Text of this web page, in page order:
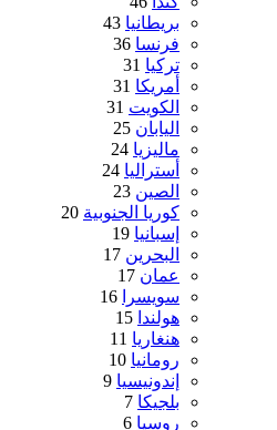
بريطانيا 43
فرنسا 36
تركيا 31
أمريكا 31
الكويت 31
اليابان 25
ماليزيا 24
أستراليا 24
الصين 23
كوريا الجنوبية 20
إسبانيا 19
البحرين 17
عمان 17
سويسرا
16
هولندا 15
هنغاريا 11
رومانيا 10
إندونيسيا 9
بلجيكا 7
روسيا 6